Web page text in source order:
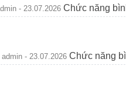
- 23.07.2026 Chức năng
admin - 23.07.2026 Chức năng